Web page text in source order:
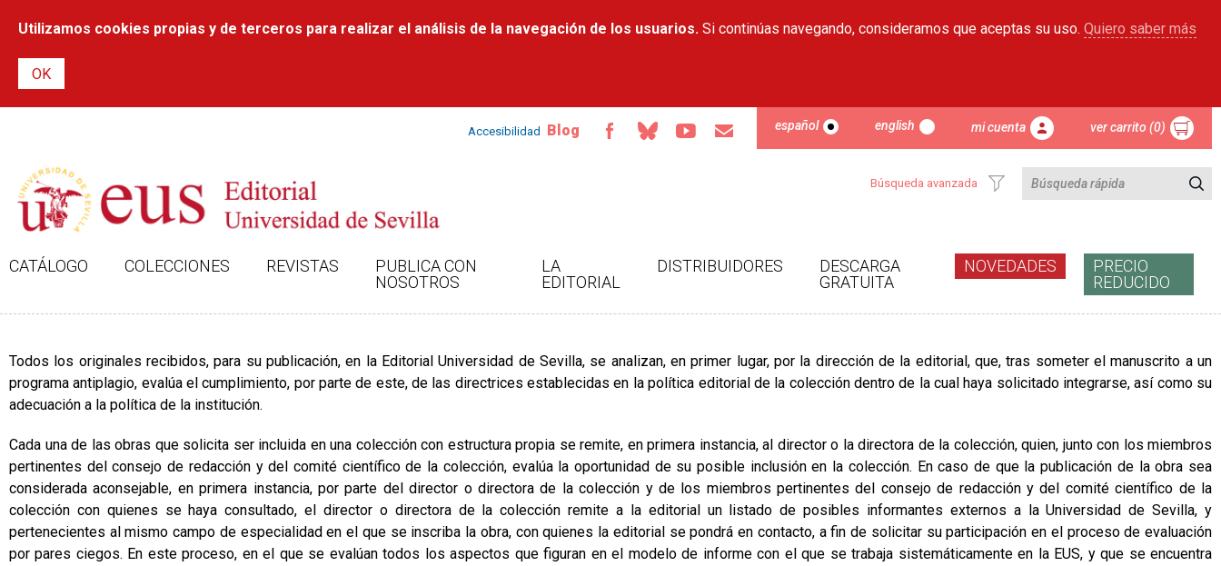
contenido
Utilizamos cookies propias y de terceros para realizar el análisis de la navegación de los usuarios. Si continúas navegando, consideramos que aceptas su uso. Quiero saber más
Accesibilidad Blog español english mi cuenta ver carrito (0)
Búsqueda avanzada
CATÁLOGO COLECCIONES REVISTAS
PUBLICA CON
NOSOTROS
LA
EDITORIAL
DISTRIBUIDORES
DESCARGA
GRATUITA
NOVEDADES
PRECIO
REDUCIDO
Todos los originales recibidos, para su publicación, en la Editorial Universidad de Sevilla, se analizan, en primer lugar, por la dirección de la editorial, que, tras someter el manuscrito a un
programa antiplagio, evalúa el cumplimiento, por parte de este, de las directrices establecidas en la política editorial de la colección dentro de la cual haya solicitado integrarse, así como su
adecuación a la política de la institución.
Cada una de las obras que solicita ser incluida en una colección con estructura propia se remite, en primera instancia, al director o la directora de la colección, quien, junto con los miembros
pertinentes del consejo de redacción y del comité científico de la colección, evalúa la oportunidad de su posible inclusión en la colección. En caso de que la publicación de la obra sea
considerada aconsejable, en primera instancia, por parte del director o directora de la colección y de los miembros pertinentes del consejo de redacción y del comité científico de la
colección con quienes se haya consultado, el director o directora de la colección remite a la editorial un listado de posibles informantes externos a la Universidad de Sevilla, y
pertenecientes al mismo campo de especialidad en el que se inscriba la obra, con quienes la editorial se pondrá en contacto, a fin de solicitar su participación en el proceso de evaluación
por pares ciegos. En este proceso, en el que se evalúan todos los aspectos que figuran en el modelo de informe con el que se trabaja sistemáticamente en la EUS, y que se encuentra